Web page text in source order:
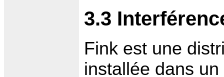
3.3
Fink est une
installée dans